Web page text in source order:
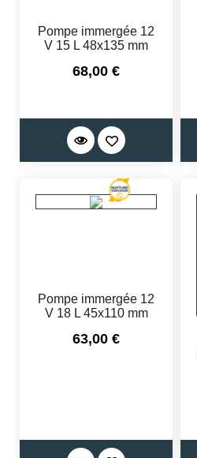
Pompe immergée 12
V 15 L 48x135 mm
Prix
68,00 €
Pompe immergée 12
V 18 L 45x110 mm
Prix
63,00 €